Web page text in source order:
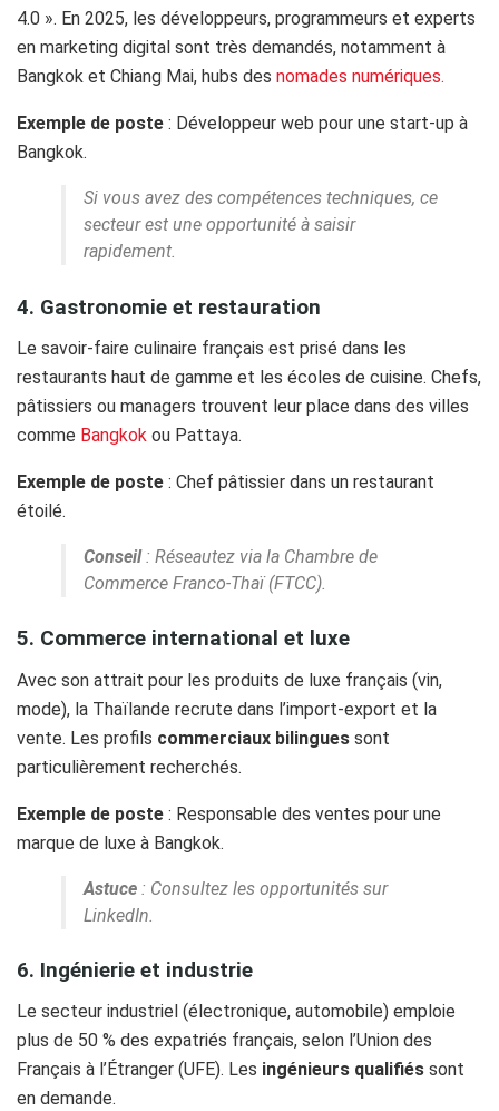
4.0 ». En 2025, les développeurs, programmeurs et experts
en marketing digital sont très demandés, notamment à
Bangkok et Chiang Mai, hubs des nomades numériques.
Exemple de poste : Développeur web pour une start-up à
Bangkok.
Si vous avez des compétences techniques, ce
secteur est une opportunité à saisir
rapidement.
4. Gastronomie et restauration
Le savoir-faire culinaire français est prisé dans les
restaurants haut de gamme et les écoles de cuisine. Chefs,
pâtissiers ou managers trouvent leur place dans des villes
comme Bangkok ou Pattaya.
Exemple de poste : Chef pâtissier dans un restaurant
étoilé.
Conseil: Réseautez via la Chambre de
Commerce Franco-Thaï (FTCC).
5. Commerce international et luxe
Avec son attrait pour les produits de luxe français (vin,
mode), la Thaïlande recrute dans l’import-export et la
vente. Les profils commerciaux bilingues sont
particulièrement recherchés.
Exemple de poste : Responsable des ventes pour une
marque de luxe à Bangkok.
Astuce : Consultez les opportunités sur
LinkedIn.
6. Ingénierie et industrie
Le secteur industriel (électronique, automobile) emploie
plus de 50 % des expatriés français, selon l’Union des
Français à l’Étranger (UFE). Les ingénieurs qualifiés sont
en demande.